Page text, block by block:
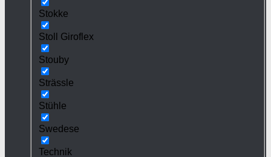
Stokke
Stoll Giroflex
Stouby
Strässle
Stühle
Swedese
Technik